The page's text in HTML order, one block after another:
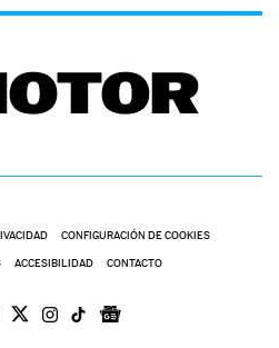
CONFIGURACIÓN DE COOKIES
ACCESIBILIDAD CONTACTO